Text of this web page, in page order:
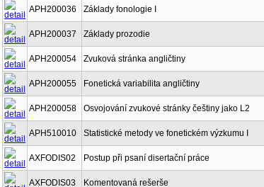
APH200036 Základy fonologie I
APH200037 Základy prozodie
APH200054 Zvuková stránka angličtiny
APH200055 Fonetická variabilita angličtiny
APH200058 Osvojování zvukové stránky češtiny jako L2
APH510010 Statistické metody ve fonetickém výzkumu I
AXFODIS02 Postup při psaní disertační práce
AXFODIS03 Komentovaná rešerše